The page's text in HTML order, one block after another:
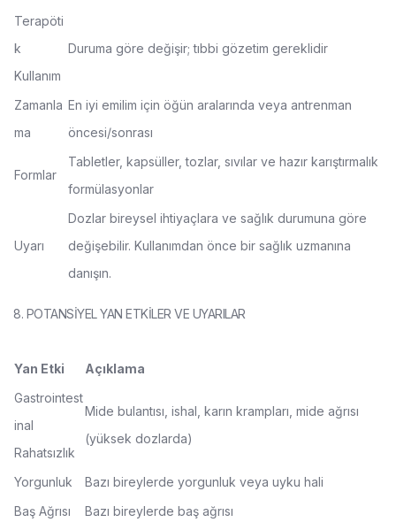
Terapöti
k
Kullanım
Duruma göre değişir; tıbbi gözetim gereklidir
Zamanla
ma
En iyi emilim için öğün aralarında veya antrenman
öncesi/sonrası
Formlar
Tabletler, kapsüller, tozlar, sıvılar ve hazır karıştırmalık
formülasyonlar
Uyarı
Dozlar bireysel ihtiyaçlara ve sağlık durumuna göre
değişebilir. Kullanımdan önce bir sağlık uzmanına
danışın.
8. POTANSİYEL YAN ETKİLER VE UYARILAR
Yan Etki
Açıklama
Gastrointest
inal
Rahatsızlık
Mide bulantısı, ishal, karın krampları, mide ağrısı
(yüksek dozlarda)
Yorgunluk
Bazı bireylerde yorgunluk veya uyku hali
Baş Ağrısı
Bazı bireylerde baş ağrısı